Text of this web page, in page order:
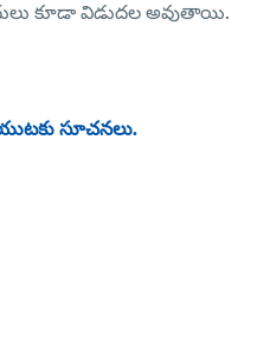
కూడా విడుదల అవుతాయి.
సూచనలు.